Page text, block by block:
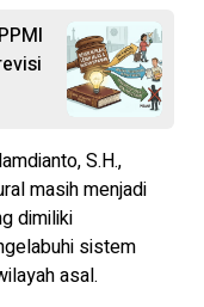
S.H.,
masih menjadi
dimiliki
sistem
asal.